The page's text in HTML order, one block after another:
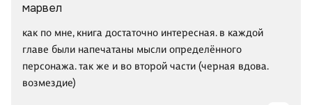
марвел
как по мне, книга достаточно интересная. в каждой
главе были напечатаны мысли определённого
персонажа. так же и во второй части (черная вдова.
возмездие)